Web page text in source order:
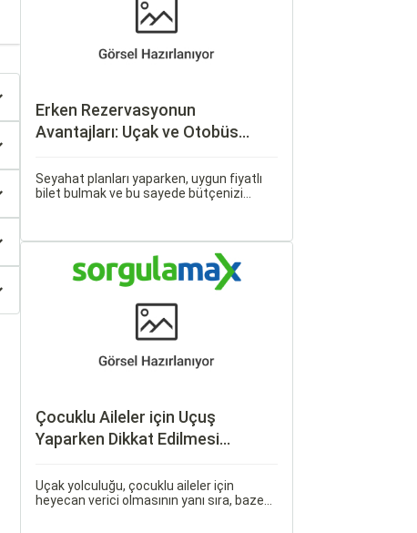
Erken Rezervasyonun
Avantajları: Uçak ve Otobüs
Seyahat planları yaparken, uygun fiyatlı
bilet bulmak ve bu sayede bütçenizi
aynı zamanda daha kaliteli bir seyahat
deneyimi yaşamanızı sağlar.
Çocuklu Aileler için Uçuş
Yaparken Dikkat Edilmesi
Uçak yolculuğu, çocuklu aileler için
heyecan verici olmasının yanı sıra, bazen